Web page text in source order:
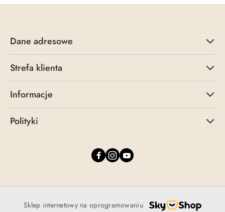
Dane adresowe
Strefa klienta
Informacje
Polityki
Sklep internetowy na oprogramowaniu